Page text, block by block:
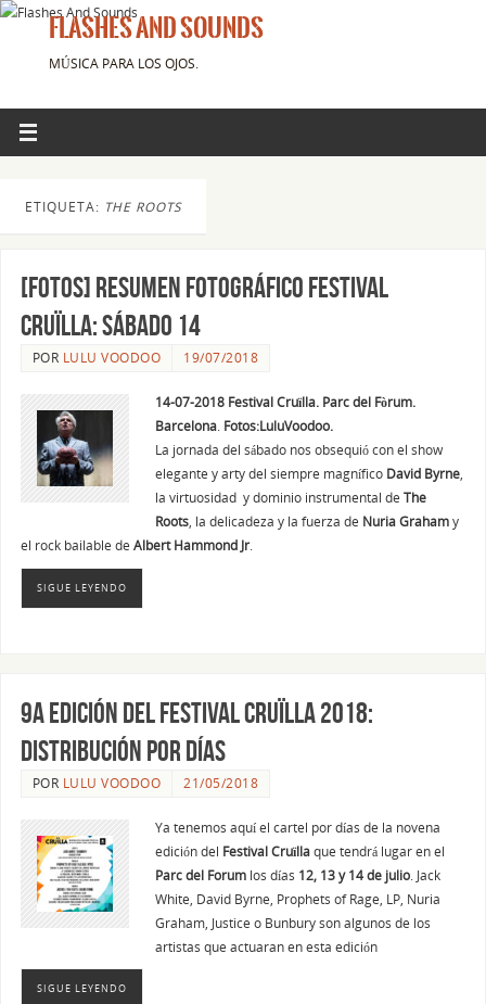
FLASHES AND SOUNDS
MÚSICA PARA LOS OJOS.
ETIQUETA: THE ROOTS
[FOTOS] Resumen fotográfico Festival
Cruïlla: SÁBADO 14
POR LULU VOODOO 19/07/2018
14-07-2018 Festival Cruïlla. Parc del Fòrum.
Barcelona. Fotos:LuluVoodoo.
La jornada del sábado nos obsequió con el show
elegante y arty del siempre magnífico David Byrne,
la virtuosidad y dominio instrumental de The
Roots, la delicadeza y la fuerza de Nuria Grahamy
el rock bailable de Albert Hammond Jr.
SIGUE LEYENDO
9a edición del festival Cruïlla 2018:
distribución por días
POR LULU VOODOO 21/05/2018
Ya tenemos aquí el cartel por días de la novena
edición del Festival Cruïllaque tendrá lugar en el
Parc del Forumlos días 12, 13 y 14 de julio. Jack
White, David Byrne, Prophets of Rage, LP, Nuria
Graham, Justice o Bunbury son algunos de los
artistas que actuaran en esta edición
SIGUE LEYENDO